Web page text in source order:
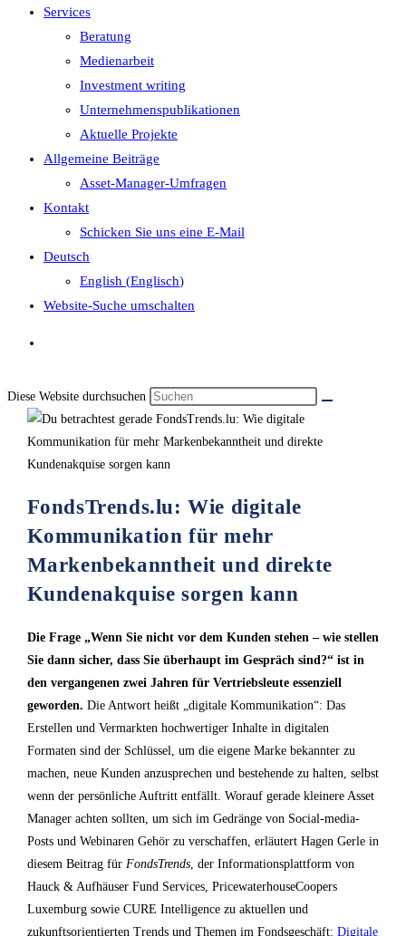
Services
Beratung
Medienarbeit
Investment writing
Unternehmenspublikationen
Aktuelle Projekte
Allgemeine Beiträge
Asset-Manager-Umfragen
Kontakt
Schicken Sie uns eine E-Mail
Deutsch
English (Englisch)
Website-Suche umschalten
Diese Website durchsuchen
FondsTrends.lu: Wie digitale
Kommunikation für mehr
Markenbekanntheit und direkte
Kundenakquise sorgen kann
Die Frage „Wenn Sie nicht vor dem Kunden stehen – wie stellen
Sie dann sicher, dass Sie überhaupt im Gespräch sind?“ ist in
den vergangenen zwei Jahren für Vertriebsleute essenziell
geworden. Die Antwort heißt „digitale Kommunikation“: Das
Erstellen und Vermarkten hochwertiger Inhalte in digitalen
Formaten sind der Schlüssel, um die eigene Marke bekannter zu
machen, neue Kunden anzusprechen und bestehende zu halten, selbst
wenn der persönliche Auftritt entfällt. Worauf gerade kleinere Asset
Manager achten sollten, um sich im Gedränge von Social-media-
Posts und Webinaren Gehör zu verschaffen, erläutert Hagen Gerle in
diesem Beitrag für FondsTrends, der Informationsplattform von
Hauck & Aufhäuser Fund Services, PricewaterhouseCoopers
Luxemburg sowie CURE Intelligence zu aktuellen und
zukunftsorientierten Trends und Themen im Fondsgeschäft: Digitale